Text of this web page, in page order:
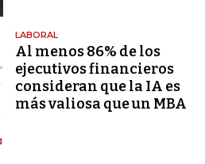
LABORAL
Al menos 86% de los
ejecutivos financieros
consideran que la IA es
más valiosa que un MBA